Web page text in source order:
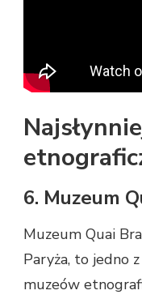
6. Muzeum
Muzeum Quai
Paryża, to jedno
muzeów